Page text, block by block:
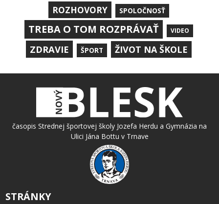
ROZHOVORY SPOLOČNOSŤ
TREBA O TOM ROZPRÁVAŤ VIDEO
ZDRAVIE ŠPORT ŽIVOT NA ŠKOLE
časopis Strednej športovej školy Jozefa Herdu a Gymnázia na
Ulici Jána Bottu v Trnave
STRÁNKY